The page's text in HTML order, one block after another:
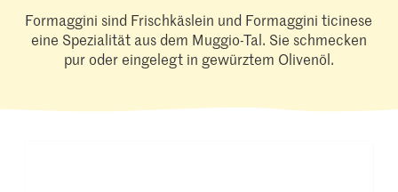
Formaggini sind Frischkäslein und Formaggini ticinese
eine Spezialität aus dem Muggio-Tal. Sie schmecken
pur oder eingelegt in gewürztem Olivenöl.